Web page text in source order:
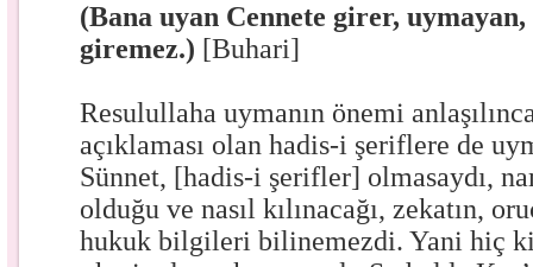
(Bana uyan Cennete girer, uymayan,
giremez.) [Buhari]
Resulullaha uymanın önemi
açıklaması olan hadis-i şeriflere de
Sünnet, [hadis-i şerifler] olmasaydı,
olduğu ve nasıl kılınacağı, zekatın,
hukuk bilgileri bilinemezdi. Yani hiç